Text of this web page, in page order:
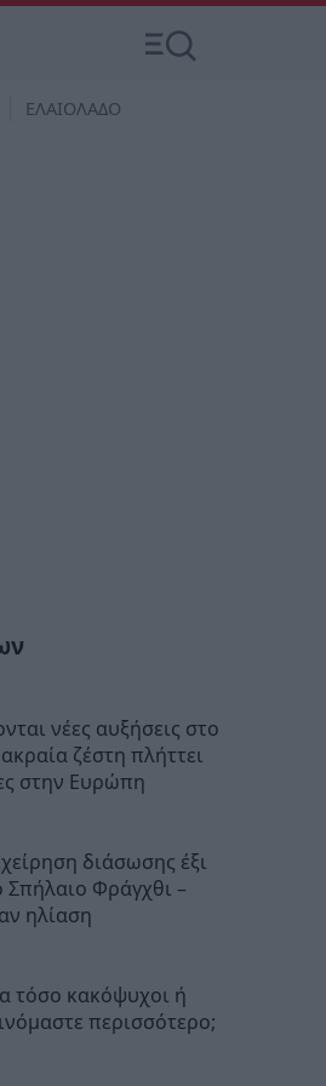
ΕΛΑΙΟΛΑΔΟ
νέες αυξήσεις στο
ζέστη πλήττει
στην Ευρώπη
διάσωσης έξι
Φράγχθι –
ηλίαση
τόσο κακόψυχοι ή
περισσότερο;